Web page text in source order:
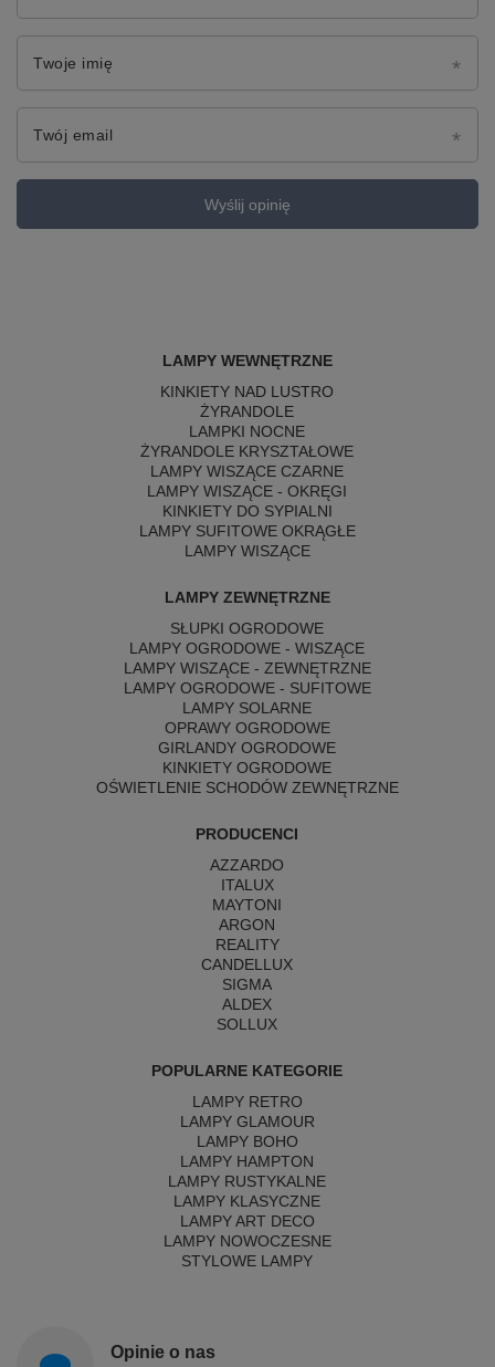
Twoje imię
Twój email
Wyślij opinię
LAMPY WEWNĘTRZNE
KINKIETY NAD LUSTRO
ŻYRANDOLE
LAMPKI NOCNE
ŻYRANDOLE KRYSZTAŁOWE
LAMPY WISZĄCE CZARNE
LAMPY WISZĄCE - OKRĘGI
KINKIETY DO SYPIALNI
LAMPY SUFITOWE OKRĄGŁE
LAMPY WISZĄCE
LAMPY ZEWNĘTRZNE
SŁUPKI OGRODOWE
LAMPY OGRODOWE - WISZĄCE
LAMPY WISZĄCE - ZEWNĘTRZNE
LAMPY OGRODOWE - SUFITOWE
LAMPY SOLARNE
OPRAWY OGRODOWE
GIRLANDY OGRODOWE
KINKIETY OGRODOWE
OŚWIETLENIE SCHODÓW ZEWNĘTRZNE
PRODUCENCI
AZZARDO
ITALUX
MAYTONI
ARGON
REALITY
CANDELLUX
SIGMA
ALDEX
SOLLUX
POPULARNE KATEGORIE
LAMPY RETRO
LAMPY GLAMOUR
LAMPY BOHO
LAMPY HAMPTON
LAMPY RUSTYKALNE
LAMPY KLASYCZNE
LAMPY ART DECO
LAMPY NOWOCZESNE
STYLOWE LAMPY
Opinie o nas